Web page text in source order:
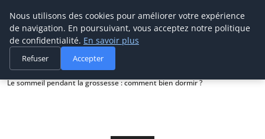
Maman-bebe.ch
Accueil
Grossesse
Le sommeil pendant la grossesse : comment bien dormir ?
Nous utilisons des cookies pour améliorer votre expérience
de navigation. En poursuivant, vous acceptez notre politique
de confidentialité. En savoir plus
Refuser Accepter